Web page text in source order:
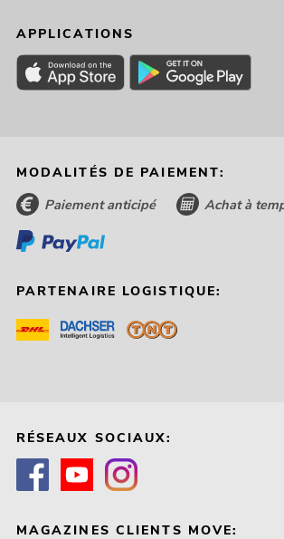
APPLICATIONS
MODALITÉS DE PAIEMENT:
Paiement anticipé Achat à
PARTENAIRE LOGISTIQUE:
RÉSEAUX SOCIAUX:
MAGAZINES CLIENTS MOVE: